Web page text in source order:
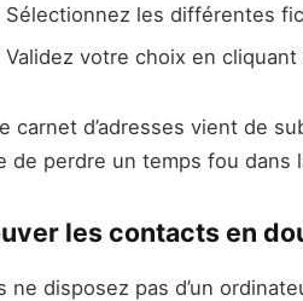
Sélectionnez les différentes
Validez votre choix en
carnet d’adresses vient de
de perdre un temps fou dans
les contacts en
ne disposez pas d’un